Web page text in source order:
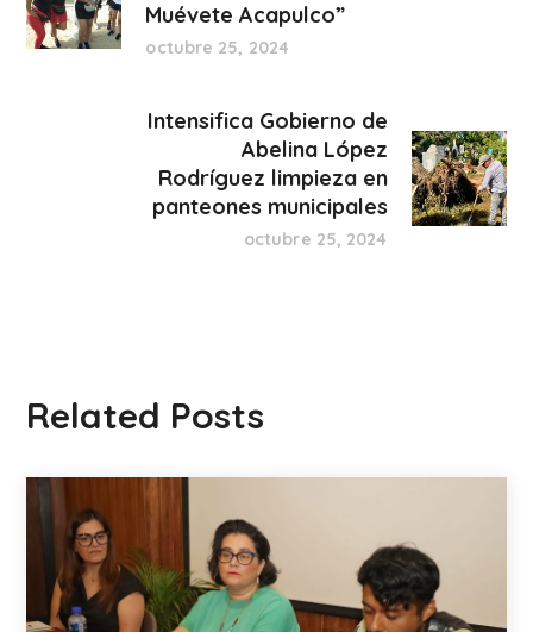
Muévete Acapulco”
octubre 25, 2024
Intensifica Gobierno de
Abelina López
Rodríguez limpieza en
panteones municipales
octubre 25, 2024
Related Posts